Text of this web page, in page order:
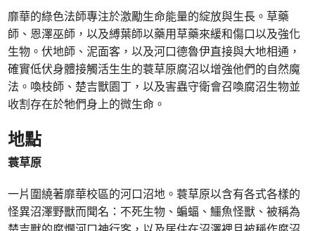
靡華的綠色法師專注於激勵生命能量的綻放與生長。草藥
師、恩澤巫師，以及縛葉師以藥用草藥來緩和傷口以及強化
生物。伏地師、泥面客，以及河口德魯伊直接與大地相通，
確實低伏身體接觸活生生的蓑草原腐沼以增強他們的自然魔
法。喚枝師、楚吉獸園丁，以及害蟲守衛會召喚腐沼生物並
收割存在於牠們身上的微生命。
地點
蓑草原
一片圍繞著靡華校區的河口沼地。蓑草原以含有各式各樣的
怪異沼澤野獸而聞名：不死生物、蝙蝠、鱷魚怪獸、被稱為